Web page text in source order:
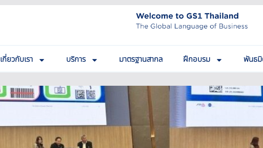
เกี่ยวกับเรา บริการ มาตรฐานสากล ฝึกอบรม พันธ